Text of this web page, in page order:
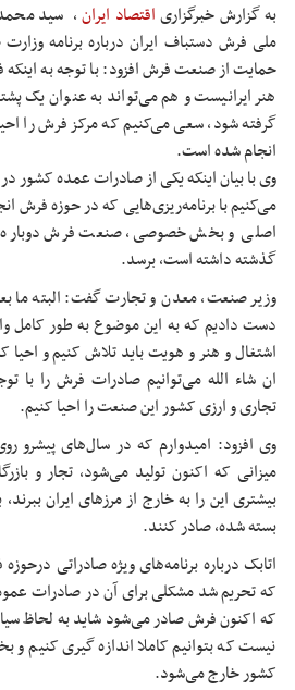
به گزارش خبرگزاریاقتصاد ایران، سید
ملی فرش دستباف ایران درباره برنامه
حمایت از صنعت فرش افزود: با توجه به
هنر ایرانیست و هم می‌تواند به عنوان یک
گرفته شود، سعی می‌کنیم که مرکز فرش را
انجام شده است.
وی با بیان اینکه یکی از صادرات عمده کشور
می‌کنیم با برنامه‌ریزی‌هایی که در حوزه فرش
اصلی و بخش خصوصی، صنعت فرش دوباره
گذشته داشته است، برسد.
وزیر صنعت، معدن و تجارت گفت: البته ما
دست دادیم که به این موضوع به طور کامل
اشتغال و هنر و هویت باید تلاش کنیم و احیا
ان شاء الله می‌توانیم صادرات فرش را با
تجاری و ارزی کشور این صنعت را احیا کنیم.
وی افزود: امیدوارم که در سال‌های پیشرو
میزانی که اکنون تولید می‌شود، تجار و
بیشتری این را به خارج از مرز‌های ایران
بسته شده، صادر کنند.
اتابک درباره برنامه‌های ویژه صادراتی
که تحریم شد مشکلی برای آن در صادرات
که اکنون فرش صادر می‌شود شاید به لحاظ
نیست که بتوانیم کاملا اندازه گیری کنیم
کشور خارج می‌شود.